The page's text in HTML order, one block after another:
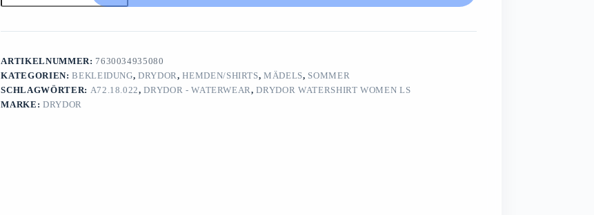
LSLongsleeve
shirt
nano
Menge
ARTIKELNUMMER: 7630034935080
KATEGORIEN:BEKLEIDUNG,DRYDOR,HEMDEN/SHIRTS,MÄDELS, SOMMER
SCHLAGWÖRTER: A72.18.022,DRYDOR - WATERWEAR,DRYDOR WATERSHIRT WOMEN LS
MARKE:DRYDOR